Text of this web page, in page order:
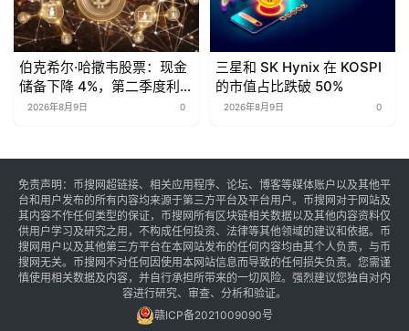
伯克希尔·哈撒韦股票：现金
储备下降 4%，第二季度利润
翻倍
2026年8月9日 0
三星和 SK Hynix 在 KOSPI
的市值占比跌破 50%
2026年8月9日 0
免责声明：币搜网超链接、相关应用程序、论坛、博客等媒体账户以及其他平
台和用户发布的所有内容均来源于第三方平台及平台用户。币搜网对于网站及
其内容不作任何类型的保证，币搜网所有区块链相关数据以及其他内容资料仅
供用户学习及研究之用，不构成任何投资、法律等其他领域的建议和依据。币
搜网用户以及其他第三方平台在本网站发布的任何内容均由其个人负责，与币
搜网无关。币搜网不对任何因使用本网站信息而导致的任何损失负责。您需谨
慎使用相关数据及内容，并自行承担所带来的一切风险。强烈建议您独自对内
容进行研究、审查、分析和验证。
赣ICP备2021009090号